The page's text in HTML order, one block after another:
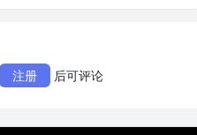
注册 后可评论